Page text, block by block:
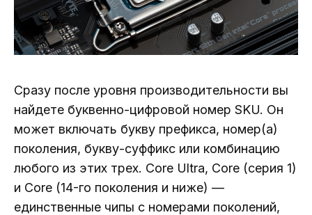
Сразу после уровня производительности вы
найдете буквенно-цифровой номер SKU. Он
может включать букву префикса, номер(а)
поколения, букву-суффикс или комбинацию
любого из этих трех. Core Ultra, Core (серия 1)
и Core (14-го поколения и ниже) —
единственные чипы с номерами поколений,